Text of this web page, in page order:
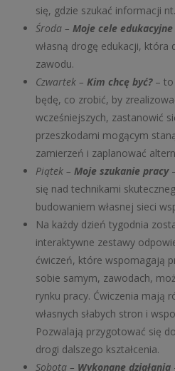
się, gdzie szukać informacji
Środa – Moje cele edukacyjne
własną drogę edukacji,
zawodu.
Czwartek – Kim chcę być?– to
będę, co zrobić, by
wcześniejszych, zastanowić
przeszkodami mogącym
zamierzeń i zaplanować
Piątek – Moje szukanie pracy
się nad technikami
budowaniem własnej sieci
Na każdy dzień tygodnia
interaktywne zestawy
ćwiczeń, które wspomagają
sobie samym, zawodach,
rynku pracy. Ćwiczenia mają
własnych słabych stron i
Pozwalają przygotować się
drogi dalszego kształcenia.
Sobota – Wykonane działania